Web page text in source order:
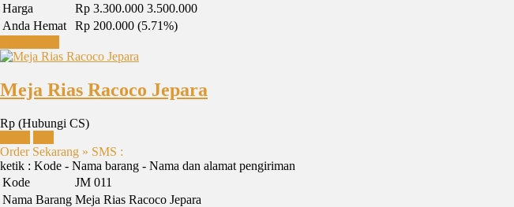
Harga
Rp 3.300.000 3.500.000
Anda Hemat
Rp 200.000 (5.71%)
Meja Rias Racoco Jepara
Rp (Hubungi CS)
Order Sekarang » SMS :
ketik : Kode - Nama barang - Nama dan alamat pengiriman
Kode
JM 011
Nama Barang Meja Rias Racoco Jepara